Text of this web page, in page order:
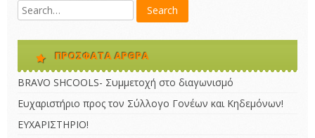
ΠΡΌΣΦΑΤΑ ΆΡΘΡΑ
BRAVO SHCOOLS- Συμμετοχή στο διαγωνισμό
Ευχαριστήριο προς τον Σύλλογο Γονέων και Κηδεμόνων!
ΕΥΧΑΡΙΣΤΗΡΙΟ!